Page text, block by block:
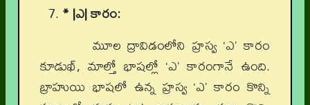
* |ఎ| కారం:
మూల ద్రావిడంలోని హ్రస్వ ‘ఎ’ కారం
కూడుఖ్, మాల్తో భాషల్లో ‘ఎ’ కారంగానే ఉంది.
బ్రాహుయి భాషలో ఉన్న హ్రస్వ ‘ఎ’ కారం కొన్ని